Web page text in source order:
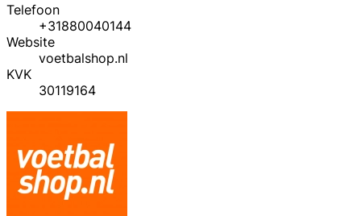
Telefoon
+31880040144
Website
voetbalshop.nl
KVK
30119164